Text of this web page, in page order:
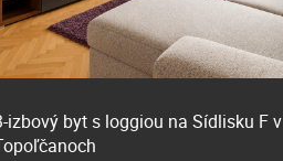
izbový byt s loggiou na Sídlisku F v